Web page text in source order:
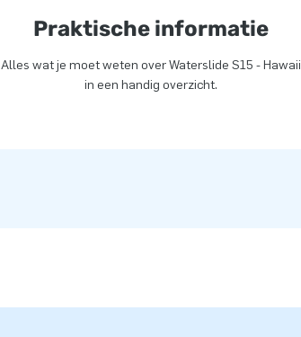
Praktische informatie
Alles wat je moet weten over Waterslide S15 - Hawaii
in een handig overzicht.